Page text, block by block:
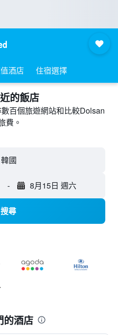
酒店 住宿選擇
的飯店
百個旅遊網站和比較Dolsan
費。
國
- 8月15日 週六
搜尋
的酒店